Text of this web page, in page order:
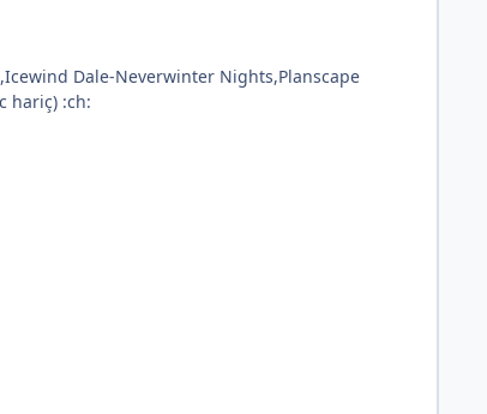
Dale-Neverwinter Nights,Planscape
hariç) :ch: